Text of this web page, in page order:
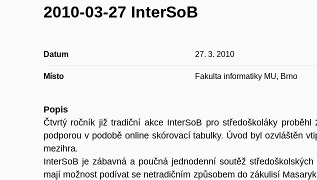
2010-03-27 InterSoB
Datum 27. 3. 2010
Místo Fakulta informatiky MU, Brno
Popis
Čtvrtý ročník již tradiční akce InterSoB pro středoškoláky
podporou v podobě online skórovací tabulky. Úvod byl ozvláštěn
mezihra.
InterSoB je zábavná a poučná jednodenní soutěž
mají možnost podívat se netradičním způsobem do zákulisí